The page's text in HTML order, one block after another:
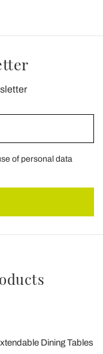
of personal data
Dining Tables